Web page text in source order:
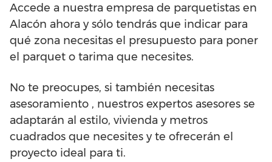
Accede a nuestra empresa de parquetistas en
Alacón ahora y sólo tendrás que indicar para
qué zona necesitas el presupuesto para poner
el parquet o tarima que necesites.
No te preocupes, si también necesitas
asesoramiento , nuestros expertos asesores se
adaptarán al estilo, vivienda y metros
cuadrados que necesites y te ofrecerán el
proyecto ideal para ti.